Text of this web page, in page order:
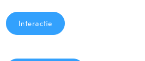
Interactie